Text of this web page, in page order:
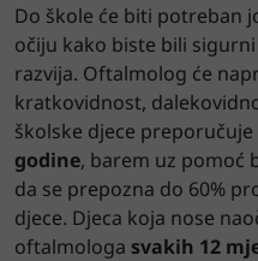
Do škole će biti potreban
očiju kako biste bili
razvija. Oftalmolog će
kratkovidnost,
školske djece
godine, barem uz pomoć
da se prepozna do 60%
djece. Djeca koja nose
oftalmologa svakih 12